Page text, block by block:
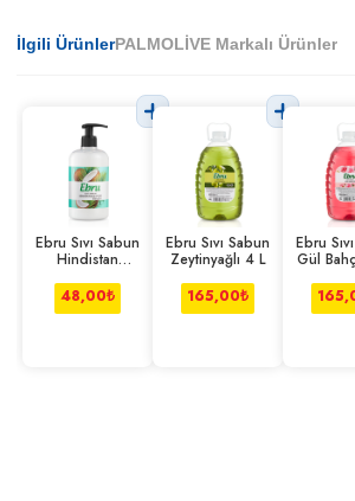
İlgili ÜrünlerPALMOLİVE Markalı Ürünler
Ebru Sıvı Sabun
Hindistan
48,00₺
Ebru Sıvı Sabun
Zeytinyağlı 4 L
165,00₺
Ebru
Gül